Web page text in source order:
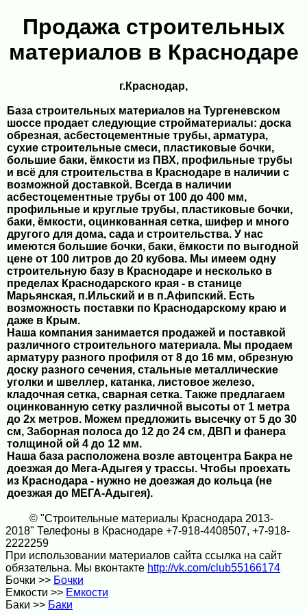
Продажа строительных
материалов в Краснодаре
г.Краснодар,
База строительных материалов на Тургеневском
шоссе продает следующие стройматериалы: доска
обрезная, асбестоцементные трубы, арматура,
сухие строительные смеси, пластиковые бочки,
большие баки, ёмкости из ПВХ, профильные трубы
и всё для строительства в Краснодаре в наличии с
возможной доставкой. Всегда в наличии
асбестоцементные трубы от 100 до 400 мм,
профильные и круглые трубы, пластиковые бочки,
баки, ёмкости, оцинкованная сетка, шифер и много
другого для дома, сада и строительства. У нас
имеются большие бочки, баки, ёмкости по выгодной
цене от 100 литров до 20 кубова. Мы имеем одну
строительную базу в Краснодаре и несколько в
пределах Краснодарского края - в станице
Марьянская, п.Ильский и в п.Афипский. Есть
возможность поставки по Краснодарскому краю и
даже в Крым.
Наша компания занимается продажей и поставкой
различного строительного материала. Мы продаем
арматуру разного профиля от 8 до 16 мм, обрезную
доску разного сечения, стальные металлические
уголки и швеллер, катанка, листовое железо,
кладочная сетка, сварная сетка. Также предлагаем
оцинкованную сетку различной высоты от 1 метра
до 2х метров. Можем предложить высечку от 5 до 30
см, Заборная полоса до 12 до 24 см, ДВП и фанера
толщиной ой 4 до 12 мм.
Наша база расположена возле автоцентра Бакра не
доезжая до Мега-Адыгея у трассы. Чтобы проехать
из Краснодара - нужно не доезжая до кольца (не
доезжая до МЕГА-Адыгея).
© "Строительные материалы Краснодара 2013-
2018" Телефоны в Краснодаре +7-918-4408507, +7-918-
2222259
При использовании материалов сайта ссылка на сайт
обязательна. Мы вконтакте http://vk.com/club55166174
Бочки >> Бочки
Емкости >> Емкости
Баки >> Баки